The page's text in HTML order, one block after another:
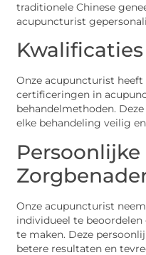
traditionele Chinese
acupuncturist
Onze acupuncturist
certificeringen in
behandelmethoden.
elke behandeling veilig
Persoonlijke
Onze acupuncturist
individueel te
te maken. Deze
betere resultaten en